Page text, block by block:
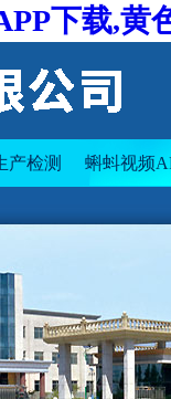
下载,黄
产检测 蝌蚪视频